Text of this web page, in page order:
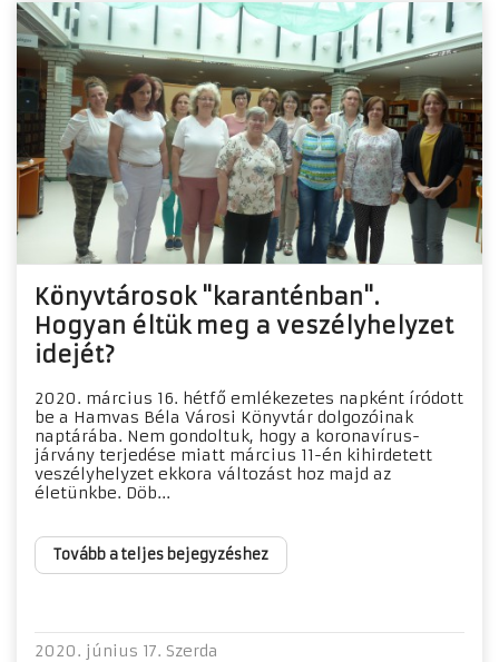
Könyvtárosok "karanténban".
Hogyan éltük meg a veszélyhelyzet
idejét?
2020. március 16. hétfő emlékezetes napként íródott
be a Hamvas Béla Városi Könyvtár dolgozóinak
naptárába. Nem gondoltuk, hogy a koronavírus-
járvány terjedése miatt március 11-én kihirdetett
veszélyhelyzet ekkora változást hoz majd az
életünkbe. Döb...
Tovább a teljes bejegyzéshez
2020. június 17. Szerda